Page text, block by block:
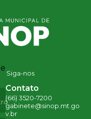
Siga-nos
Contato
(66) 3520-7200
gabinete@sinop.mt.go
v.br